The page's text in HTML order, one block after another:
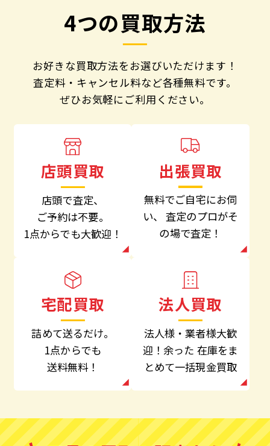
4つの買取方法
お好きな買取方法をお選びいただけます！
査定料・キャンセル料など各種無料です。
ぜひお気軽にご利用ください。
店頭買取
店頭で査定、
ご予約は不要。
1点からでも大歓迎！
出張買取
無料でご自宅にお伺
い、 査定のプロがそ
の場で査定！
宅配買取
詰めて送るだけ。
1点からでも
送料無料！
法人買取
法人様・業者様大歓
迎！余った 在庫をま
とめて一括現金買取